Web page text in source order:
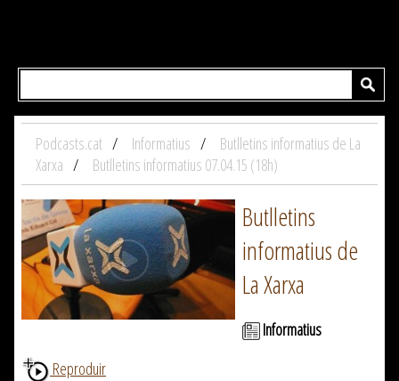
Podcasts.cat Informatius
Butlletins informatius de La
Xarxa
Butlletins informatius 07.04.15 (18h)
Butlletins
informatius de
La Xarxa
Informatius
Reproduir